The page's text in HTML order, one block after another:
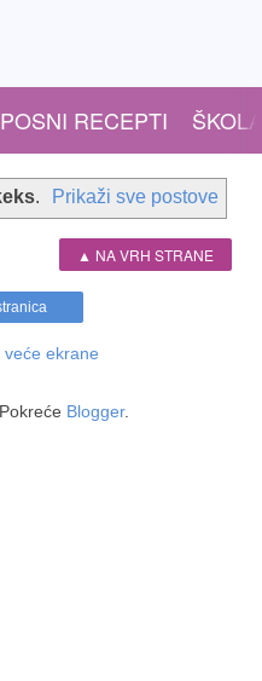
POSNI RECEPTI
. Prikaži sve postove
▲ NA VRH STRANE
veće ekrane
Blogger.